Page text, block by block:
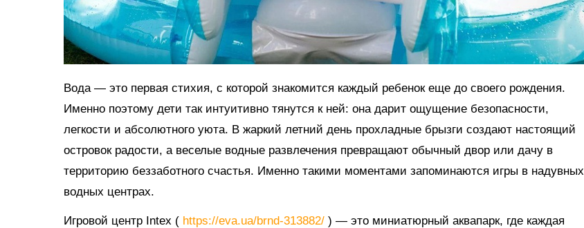
Вода — это первая стихия, с которой знакомится каждый ребенок еще до своего рождения.
Именно поэтому дети так интуитивно тянутся к ней: она дарит ощущение безопасности,
легкости и абсолютного уюта. В жаркий летний день прохладные брызги создают настоящий
островок радости, а веселые водные развлечения превращают обычный двор или дачу в
территорию беззаботного счастья. Именно такими моментами запоминаются игры в надувных
водных центрах.
Игровой центр Intex ( https://eva.ua/brnd-313882/ ) — это миниатюрный аквапарк, где каждая